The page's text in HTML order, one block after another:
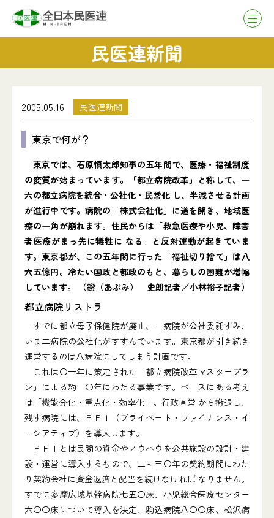
民医連新聞
2005.05.16 民医連新聞
東京で何が？
東京では、石原慎太郎知事の五年間で、医療・福祉制度
の変質が始まっています。「都立病院改革」と称して、一
六の都立病院を統合・公社化・民営化 し、半減させる計画
が進行中です。病院の「株式会社化」に道を開き、地域医
療の一角が崩れます。住民からは「救急医療や小児、障害
者医療がまっ先に犠牲に なる」と反対運動が起きていま
す。東京都が、この五年間に行った「福祉切り捨て」は八
六五億円。冷たい国政と都政のもと、暮らしの困難が増幅
しています。 （鐙（あぶみ） 史朗記者／小林裕子記者）
都立病院リストラ
すでに都立母子保健院が廃止、一病院が公社委託ずみ、
いま二病院の公社化がすすんでいます。東京都が引き続き
運営するのは八病院にしてしまう計画です。
これは〇一年に策定された「都立病院改革マスタープラ
ン」による約一〇年にわたる事業です。ベースにある考え
は「機能分化・重点化・効率化」。行政直営 から撤退し、
残す病院には、ＰＦＩ（プライベート・ファイナンス・イ
ニシアティブ）を導入します。
ＰＦＩとは民間の資金やノウハウを公共施設の設計・建
設・運営に導入するもので、二～三〇年の契約期間にわた
り契約会社に資金返済と配当を続けなければ なりません。
すでに多摩広域基幹病院七五〇床、小児総合医療センター
六〇〇床について導入を決定、駒込病院八〇〇床、松沢病